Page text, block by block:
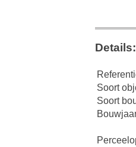
Details:
Soort
Soort